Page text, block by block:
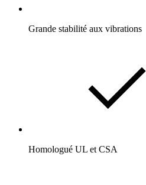
Grande stabilité aux vibrations
Homologué UL et CSA